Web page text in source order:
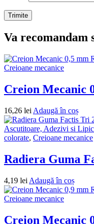
Va recomandam
Creioane mecanice
Creion Mecanic
16,26 lei Adaugă în coș
Ascutitoare, Adezivi si
colorate, Creioane mecanice
Radiera Guma
4,19 lei Adaugă în coș
Creioane mecanice
Creion Mecanic